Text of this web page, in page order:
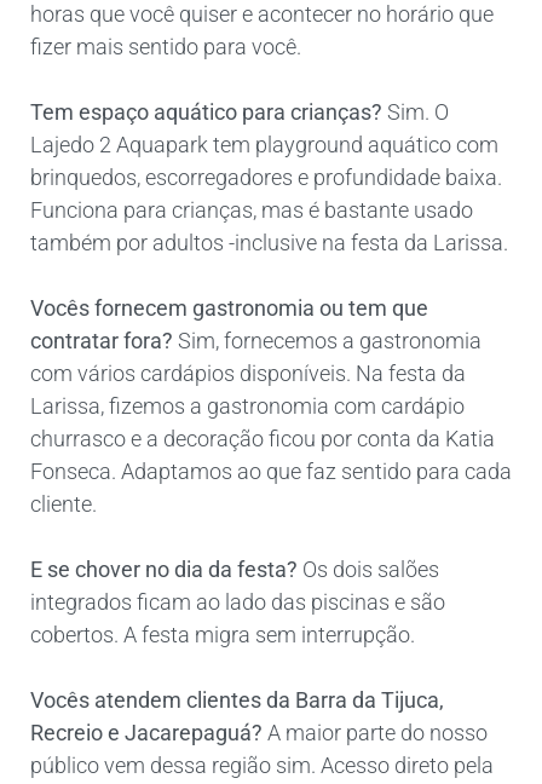
horas que você quiser e acontecer no horário que
fizer mais sentido para você.
Tem espaço aquático para crianças? Sim. O
Lajedo 2 Aquapark tem playground aquático com
brinquedos, escorregadores e profundidade baixa.
Funciona para crianças, mas é bastante usado
também por adultos -inclusive na festa da Larissa.
Vocês fornecem gastronomia ou tem que
contratar fora? Sim, fornecemos a gastronomia
com vários cardápios disponíveis. Na festa da
Larissa, fizemos a gastronomia com cardápio
churrasco e a decoração ficou por conta da Katia
Fonseca. Adaptamos ao que faz sentido para cada
cliente.
E se chover no dia da festa? Os dois salões
integrados ficam ao lado das piscinas e são
cobertos. A festa migra sem interrupção.
Vocês atendem clientes da Barra da Tijuca,
Recreio e Jacarepaguá? A maior parte do nosso
público vem dessa região sim. Acesso direto pela